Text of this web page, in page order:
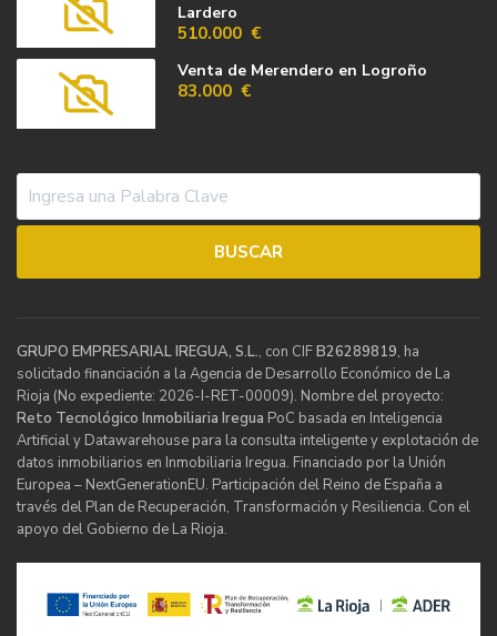
Lardero
510.000 €
Venta de Merendero en Logroño
83.000 €
GRUPO EMPRESARIAL IREGUA, S.L., con CIFB26289819, ha
solicitado financiación a la Agencia de Desarrollo Económico de La
Rioja (No expediente: 2026-I-RET-00009). Nombre del proyecto:
Reto Tecnológico Inmobiliaria Iregua PoC basada en Inteligencia
Artificial y Datawarehouse para la consulta inteligente y explotación de
datos inmobiliarios en Inmobiliaria Iregua. Financiado por la Unión
Europea – NextGenerationEU. Participación del Reino de España a
través del Plan de Recuperación, Transformación y Resiliencia. Con el
apoyo del Gobierno de La Rioja.